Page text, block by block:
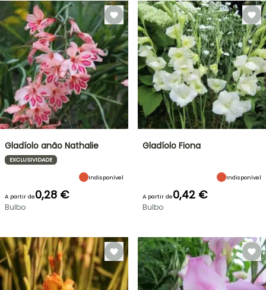
Gladíolo anão Nathalie
EXCLUSIVIDADE
Indisponível
A partir de0,28 €
Bulbo
Gladíolo Fiona
Indisponível
A partir de0,42 €
Bulbo